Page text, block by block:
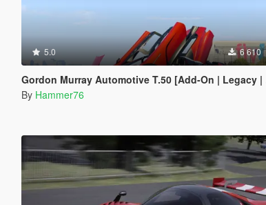
5.0 6 610
Gordon Murray Automotive T.50 [Add-On | Legacy | Enhanced]
By Hammer76